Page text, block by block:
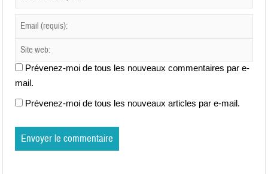
Prévenez-moi de tous les nouveaux commentaires par e-
mail.
Prévenez-moi de tous les nouveaux articles par e-mail.